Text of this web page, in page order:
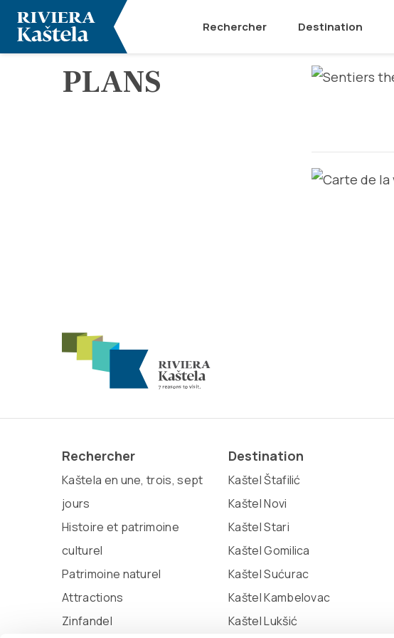
Rechercher Destination
PLANS
Rechercher
Kaštela en une, trois, sept
jours
Histoire et patrimoine
culturel
Patrimoine naturel
Attractions
Zinfandel
Destination
Kaštel Štafilić
Kaštel Novi
Kaštel Stari
Kaštel Gomilica
Kaštel Sućurac
Kaštel Kambelovac
Kaštel Lukšić